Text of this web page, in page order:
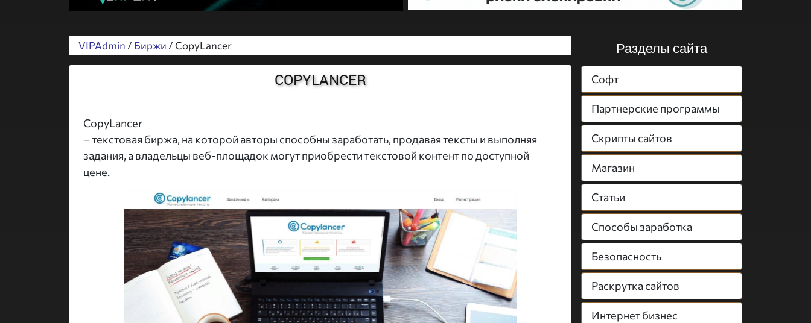
VIPAdmin / Биржи / CopyLancer
COPYLANCER
CopyLancer
– текстовая биржа, на которой авторы способны заработать, продавая тексты и выполняя
задания, а владельцы веб-площадок могут приобрести текстовой контент по доступной
цене.
Разделы сайта
Софт
Партнерские программы
Скрипты сайтов
Магазин
Статьи
Способы заработка
Безопасность
Раскрутка сайтов
Интернет бизнес